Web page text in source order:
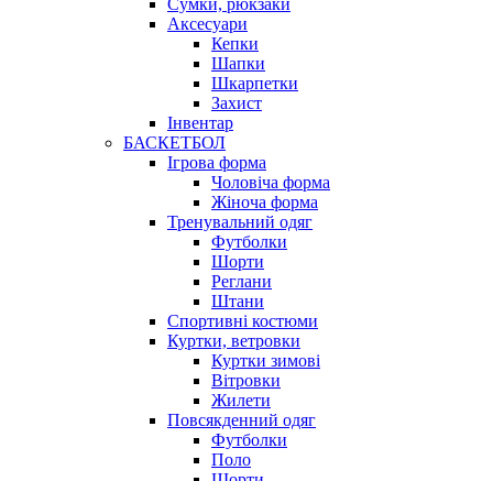
Аксесуари
Кепки
Шапки
Шкарпетки
Захист
Інвентар
БАСКЕТБОЛ
Ігрова форма
Чоловіча форма
Жіноча форма
Тренувальний одяг
Футболки
Шорти
Реглани
Штани
Спортивні костюми
Куртки, ветровки
Куртки зимові
Вітровки
Жилети
Повсякденний одяг
Футболки
Поло